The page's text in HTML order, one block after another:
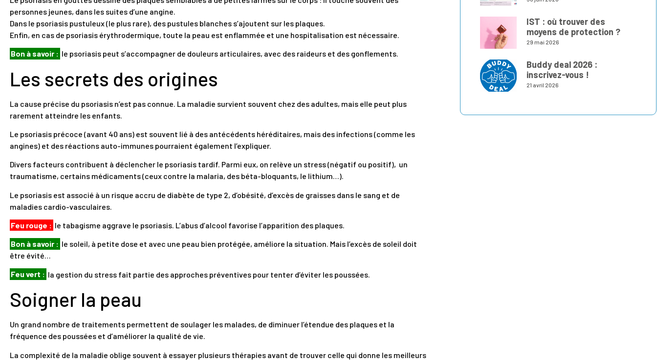
IST : où trouver des
moyens de protection ?
29 mai 2026
Buddy deal 2026 :
inscrivez-vous !
21 avril 2026
personnes jeunes, dans les suites d’une angine.
Dans le psoriasis pustuleux (le plus rare), des pustules blanches s’ajoutent sur les plaques.
Enfin, en cas de psoriasis érythrodermique, toute la peau est enflammée et une hospitalisation est nécessaire.
Bon à savoir : le psoriasis peut s’accompagner de douleurs articulaires, avec des raideurs et des gonflements.
Les secrets des origines
La cause précise du psoriasis n’est pas connue. La maladie survient souvent chez des adultes, mais elle peut plus
rarement atteindre les enfants.
Le psoriasis précoce (avant 40 ans) est souvent lié à des antécédents héréditaires, mais des infections (comme les
angines) et des réactions auto-immunes pourraient également l’expliquer.
Divers facteurs contribuent à déclencher le psoriasis tardif. Parmi eux, on relève un stress (négatif ou positif), un
traumatisme, certains médicaments (ceux contre la malaria, des béta-bloquants, le lithium…).
Le psoriasis est associé à un risque accru de diabète de type 2, d’obésité, d’excès de graisses dans le sang et de
maladies cardio-vasculaires.
Feu rouge : le tabagisme aggrave le psoriasis. L’abus d’alcool favorise l’apparition des plaques.
Bon à savoir : le soleil, à petite dose et avec une peau bien protégée, améliore la situation. Mais l’excès de soleil doit
être évité…
Feu vert : la gestion du stress fait partie des approches préventives pour tenter d’éviter les poussées.
Soigner la peau
Un grand nombre de traitements permettent de soulager les malades, de diminuer l’étendue des plaques et la
fréquence des poussées et d’améliorer la qualité de vie.
La complexité de la maladie oblige souvent à essayer plusieurs thérapies avant de trouver celle qui donne les meilleurs